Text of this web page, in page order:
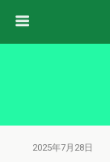
2025年7月28日